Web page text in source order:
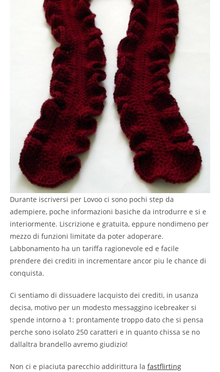
Durante iscriversi per Lovoo ci sono pochi step da
adempiere, poche informazioni basiche da introdurre e si e
interiormente. Liscrizione e gratuita, eppure nondimeno per
mezzo di funzioni limitate da poter adoperare.
Labbonamento ha un tariffa ragionevole ed e facile
prendere dei crediti in incrementare ancor piu le chance di
conquista.
Ci sentiamo di dissuadere lacquisto dei crediti, in usanza
decisa, motivo per un modesto messaggino icebreaker si
spende intorno a 1: prontamente troppo dato che si pensa
perche sono isolato 250 caratteri e in quanto chissa se no
dallaltra brandello avremo giudizio!
Non ci e piaciuta parecchio addirittura la fastflirting